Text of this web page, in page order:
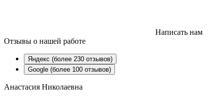
Написать нам
Отзывы о нашей работе
Яндекс (более 230 отзывов)
Google (более 100 отзывов)
Анастасия Николаевна